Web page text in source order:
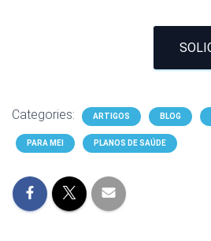
Categories: ARTIGOS BLOG
PARA MEI PLANOS DE SAÚDE